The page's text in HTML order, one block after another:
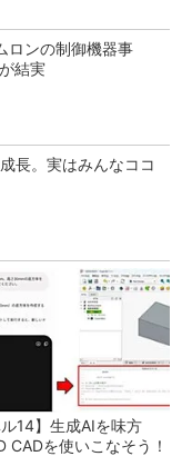
ロンの制御機器事
結実
長。実はみんなココ
ル14】生成AIを味方
CADを使いこなそう！